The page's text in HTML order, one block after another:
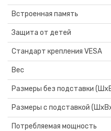
Встроенная память
Защита от детей
Стандарт крепления VESA
Вес
Размеры без подставки
Размеры с подставкой
Потребляемая мощность